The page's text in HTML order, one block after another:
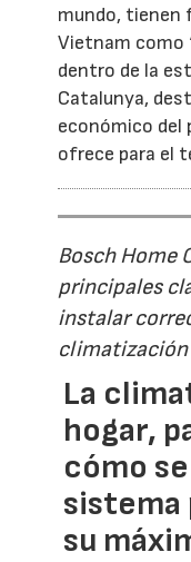
mundo, tienen
Vietnam como
dentro de la
Catalunya,
económico del
ofrece para el
Bosch Home
principales
instalar
climatización
La
hogar,
cómo
sistema
su